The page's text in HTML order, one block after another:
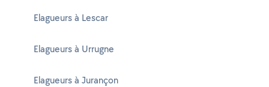
Elagueurs à Lescar
Elagueurs à Urrugne
Elagueurs à Jurançon